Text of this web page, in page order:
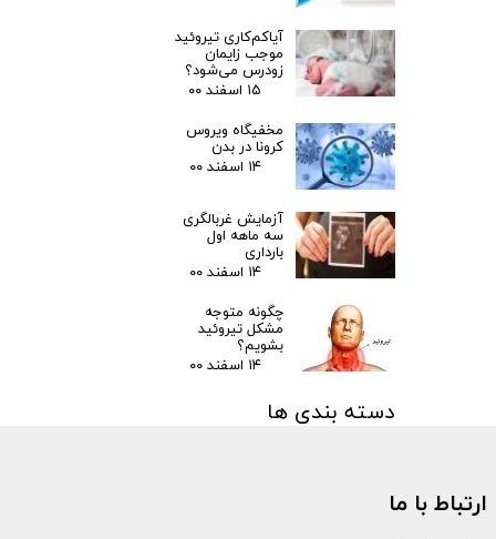
آیاکم‌کاری تیروئید
موجب زایمان
زودرس می‌شود؟
۱۵ اسفند ۰۰
مخفیگاه ویروس
کرونا در بدن
۱۴ اسفند ۰۰
آزمایش غربالگری
سه ماهه اول
بارداری
۱۴ اسفند ۰۰
چگونه متوجه
مشکل تیروئید
بشویم؟
۱۴ اسفند ۰۰
دسته بندی ها
اخبار آزمایشگاهی
متفرقهارتباط با ما